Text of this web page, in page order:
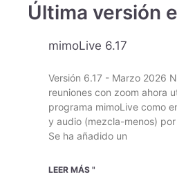
Última versión
mimoLive 6.17
Versión 6.17 - Marzo 2026
reuniones con zoom ahora
programa mimoLive como
y audio (mezcla-menos)
Se ha añadido un
LEER MÁS "